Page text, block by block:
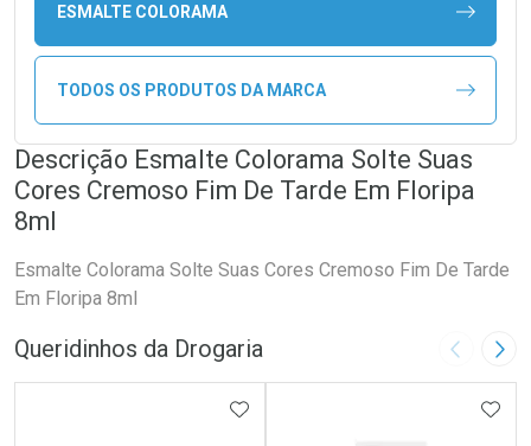
ESMALTE COLORAMA
TODOS OS PRODUTOS DA MARCA
Descrição Esmalte Colorama Solte Suas
Cores Cremoso Fim De Tarde Em Floripa
8ml
Esmalte Colorama Solte Suas Cores Cremoso Fim De Tarde
Em Floripa 8ml
Queridinhos da Drogaria Imagem
ADICIONAR AOS FAVORITOS